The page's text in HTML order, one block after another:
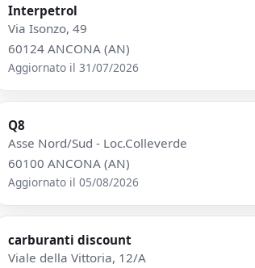
Interpetrol
Via Isonzo, 49
60124 ANCONA (AN)
Aggiornato il 31/07/2026
Q8
Asse Nord/Sud - Loc.Colleverde
60100 ANCONA (AN)
Aggiornato il 05/08/2026
carburanti discount
Viale della Vittoria, 12/A